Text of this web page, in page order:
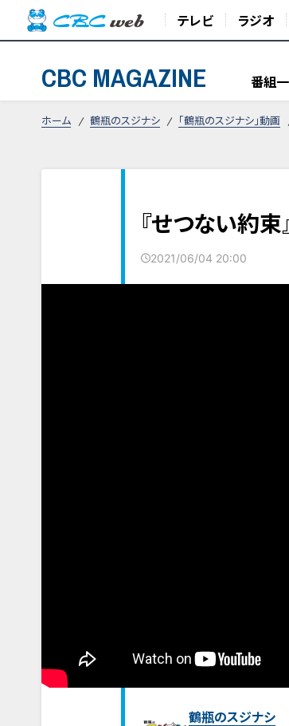
テレビ ラジオ
CBC MAGAZINE 番組
ホーム 鶴瓶のスジナシ 「鶴瓶のスジナシ」動画
『せつない約束
2021/06/04 20:00
鶴瓶のスジナシ